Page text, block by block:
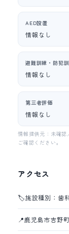
AED設置
情報なし
避難訓練・防犯
情報なし
第三者評価
情報なし
情報提供元：未確
ご確認ください。
アクセス
🏷️施設種別：歯
📍鹿児島市吉野